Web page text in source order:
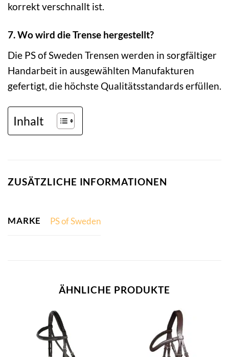
korrekt verschnallt ist.
7. Wo wird die Trense hergestellt?
Die PS of Sweden Trensen werden in sorgfältiger
Handarbeit in ausgewählten Manufakturen
gefertigt, die höchste Qualitätsstandards erfüllen.
Inhalt
ZUSÄTZLICHE INFORMATIONEN
MARKE PS of Sweden
ÄHNLICHE PRODUKTE